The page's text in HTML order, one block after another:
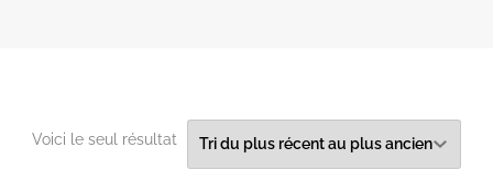
Voici le seul résultat